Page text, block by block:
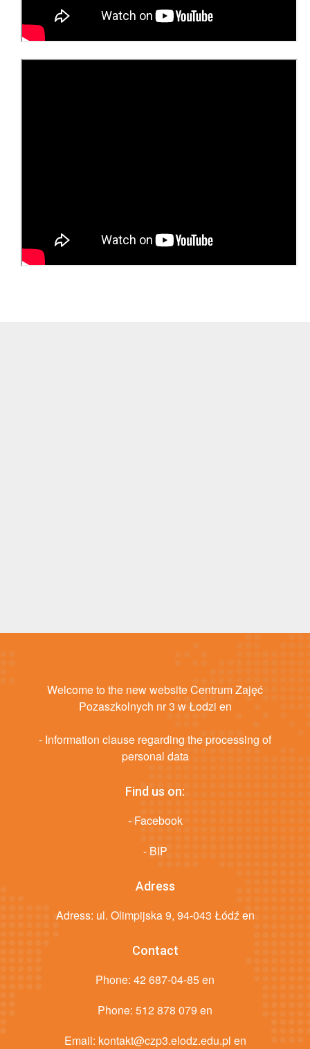
Welcome to the new website Centrum Zajęć
Pozaszkolnych nr 3 w Łodzi en
- Information clause regarding the processing of
personal data
Find us on:
- Facebook
- BIP
Adress
Adress: ul. Olimpijska 9, 94-043 Łódź en
Contact
Phone: 42 687-04-85 en
Phone: 512 878 079 en
Email: kontakt@czp3.elodz.edu.pl en